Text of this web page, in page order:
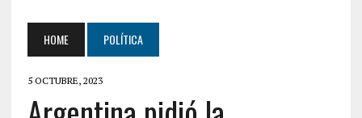
HOME POLÍTICA
5 OCTUBRE, 2023